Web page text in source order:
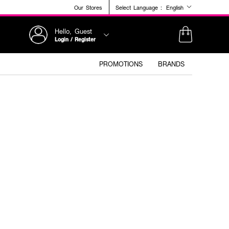
Our Stores Select Language : English
Hello, Guest
Login / Register
PROMOTIONS BRANDS